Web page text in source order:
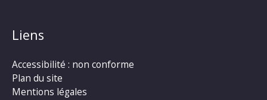
Liens
Accessibilité : non conforme
Plan du site
Mentions légales